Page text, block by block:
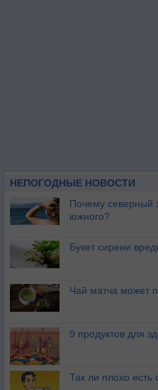
НЕПОГОДНЫЕ НОВОСТИ
Почему северный
южного?
Букет сирени
Чай матча может
9 продуктов для
Так ли плохо